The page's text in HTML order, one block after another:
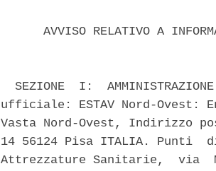
AVVISO RELATIVO A
SEZIONE  I:
ufficiale: ESTAV Nord-Ovest:
Vasta Nord-Ovest, Indirizzo
14 56124 Pisa ITALIA.
Attrezzature Sanitarie,  via